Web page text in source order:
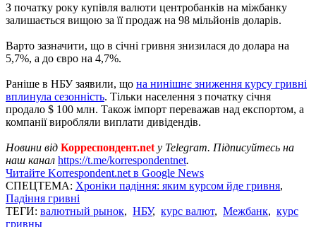
З початку року купівля валюти центробанків на міжбанку
залишається вищою за її продаж на 98 мільйонів доларів.
Варто зазначити, що в січні гривня знизилася до долара на
5,7%, а до євро на 4,7%.
Раніше в НБУ заявили, що на нинішнє зниження курсу гривні
вплинула сезонність. Тільки населення з початку січня
продало $ 100 млн. Також імпорт переважав над експортом, а
компанії виробляли виплати дивідендів.
Новини від Корреспондент.net у Telegram. Підписуйтесь на
наш канал https://t.me/korrespondentnet.
Читайте Korrespondent.net в Google News
СПЕЦТЕМА: Хроніки падіння: яким курсом йде гривня,
Падіння гривні
ТЕГИ: валютный рынок, НБУ, курс валют, Межбанк, курс
гривны